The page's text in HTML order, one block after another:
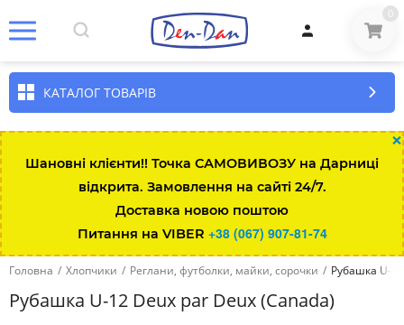
0
КАТАЛОГ ТОВАРІВ
×
Шановні клієнти!! Точка САМОВИВОЗУ на Дарниці
відкрита. Замовлення на сайті 24/7.
Доставка новою поштою
Питання на VIBER +38 (067) 907-81-74
Головна / Хлопчики / Реглани, футболки, майки, сорочки / Рубашка U-
Рубашка U-12 Deux par Deux (Canada)